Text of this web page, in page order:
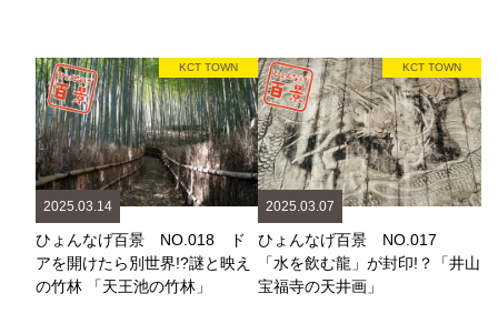
KCT TOWN
2025.03.14
ひょんなげ百景 NO.018 ド
アを開けたら別世界!?謎と映え
の竹林 「天王池の竹林」
KCT TOWN
2025.03.07
ひょんなげ百景 NO.017
「水を飲む龍」が封印!？「井山
宝福寺の天井画」